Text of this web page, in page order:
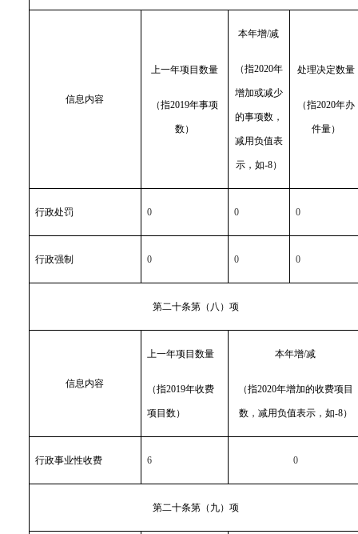
信息内容
上一年项目数量
（指2019年事项
数）
本年增/减
（指2020年
增加或减少
的事项数，
减用负值表
示，如-8）
处理决定数量
（指2020年办
件量）
行政处罚 0 0 0
行政强制 0 0 0
第二十条第（八）项
信息内容
上一年项目数量
（指2019年收费
项目数）
本年增/减
（指2020年增加的收费项目
数，减用负值表示，如-8）
行政事业性收费 6 0
第二十条第（九）项